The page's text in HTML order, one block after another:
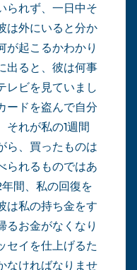
られず、一日中そ
は外にいると分か
が起こるかわかり
出ると、彼は何事
レビを見ていまし
ードを盗んで自分
それが私の1週間
ら、買ったものは
られるものではあ
間、私の回復を
は私の持ち金をす
るお金がなくなり
セイを仕上げるた
なければなりませ